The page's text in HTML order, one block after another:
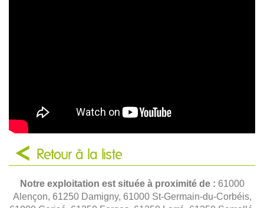
Retour à la liste
Notre exploitation est située à proximité de : 61000
Alençon, 61250 Damigny, 61000 St-Germain-du-Corbéis,